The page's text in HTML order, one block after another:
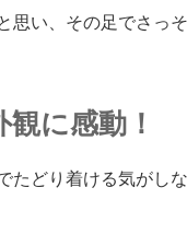
思い、その足でさっ
に感動！
たどり着ける気がし